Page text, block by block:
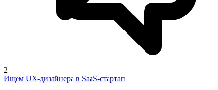
2
Ищем UX-дизайнера в SaaS-стартап